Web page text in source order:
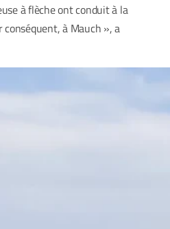
à flèche ont conduit à la
conséquent, à Mauch », a